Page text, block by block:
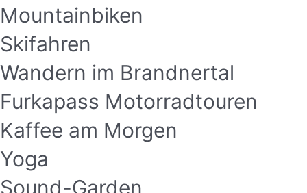
Mountainbiken
Skifahren
Wandern im Brandnertal
Furkapass Motorradtouren
Kaffee am Morgen
Yoga
Sound-Garden